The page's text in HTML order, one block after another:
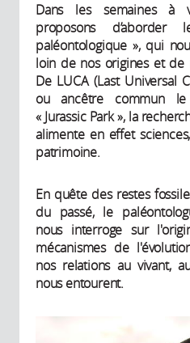
Dans les semaines à
proposons
paléontologique », qui
loin de nos origines et de
De LUCA (Last Universal
ou ancêtre commun
« Jurassic Park », la
alimente en effet
patrimoine.
En quête des restes
du passé, le
nous interroge sur
mécanismes de
nos relations au vivant,
nous entourent.